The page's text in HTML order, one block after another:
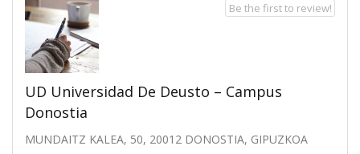
UD Universidad De Deusto – Campus
Donostia
MUNDAITZ KALEA, 50, 20012 DONOSTIA, GIPUZKOA
Be the first to review!